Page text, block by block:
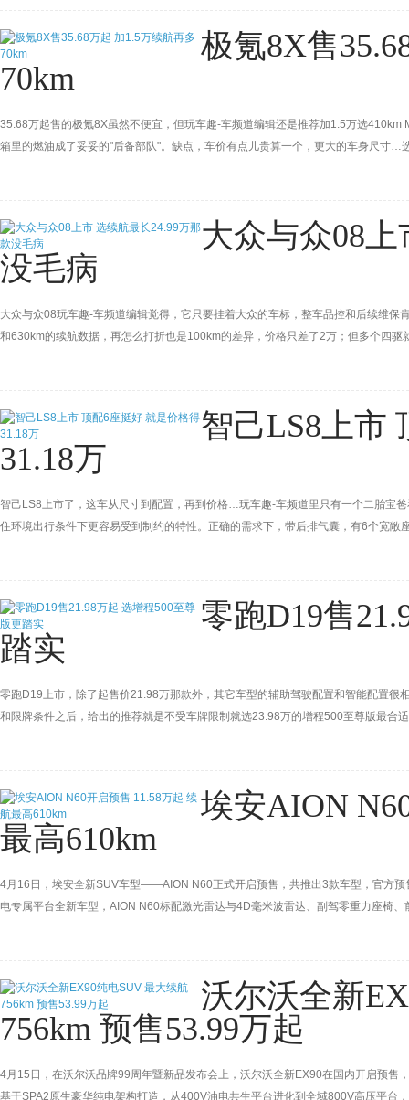
极氪8X售
70km
35.68万起售的极氪8X虽然不便宜，但玩车趣-车频道编辑还是推荐加1.5万选
箱里的燃油成了妥妥的"后备部队"。缺点，车价有点儿贵算一个，更大的车身尺寸…
大众与众08
没毛病
大众与众08玩车趣-车频道编辑觉得，它只要挂着大众的车标，整车品控和后续维
和630km的续航数据，再怎么打折也是100km的差异，价格只差了2万；但多个四驱
智己LS8上市
31.18万
智己LS8上市了，这车从尺寸到配置，再到价格…玩车趣-车频道里只有一个二胎宝
住环境出行条件下更容易受到制约的特性。正确的需求下，带后排气囊，有6个宽
零跑D19售
踏实
零跑D19上市，除了起售价21.98万那款外，其它车型的辅助驾驶配置和智能配置
和限牌条件之后，给出的推荐就是不受车牌限制就选23.98万的增程500至尊版最合
埃安AION
最高610km
4月16日，埃安全新SUV车型——AION N60正式开启预售，共推出3款车型，官方
电专属平台全新车型，AION N60标配激光雷达与4D毫米波雷达、副驾零重力座椅
沃尔沃全新
756km 预售53.99万起
4月15日，在沃尔沃品牌99周年暨新品发布会上，沃尔沃全新EX90在国内开启预
基于SPA2原⽣豪华纯电架构打造，从400V油电共生平台进化到全域800V高压平台